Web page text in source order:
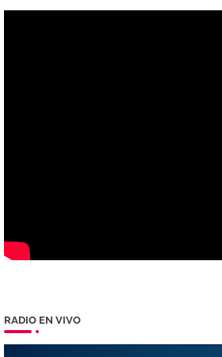
RADIO EN VIVO